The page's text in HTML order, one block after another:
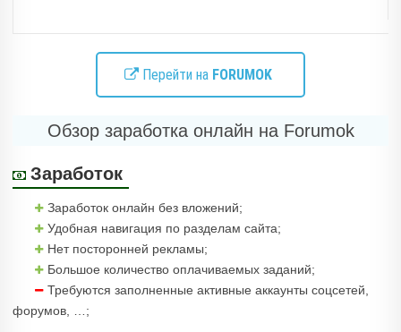
Перейти на FORUMOK
Обзор заработка онлайн на Forumok
Заработок
Заработок онлайн без вложений;
Удобная навигация по разделам сайта;
Нет посторонней рекламы;
Большое количество оплачиваемых заданий;
Требуются заполненные активные аккаунты соцсетей,
форумов, …;